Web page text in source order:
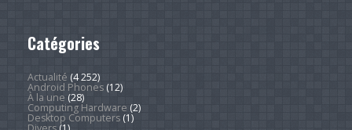
Catégories
Actualité (4 252)
Android Phones(12)
À la une (28)
Computing Hardware (2)
Desktop Computers(1)